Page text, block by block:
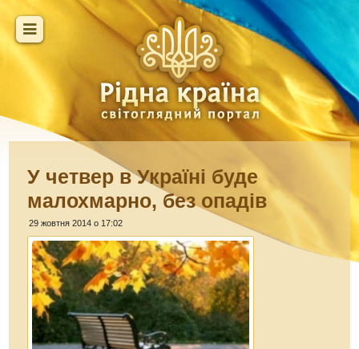
У четвер в Україні буде
малохмарно, без опадів
29 жовтня 2014 о 17:02